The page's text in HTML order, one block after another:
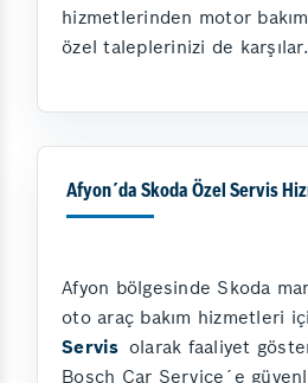
hizmetlerinden motor
özel taleplerinizi de karşılar.
Afyon´da Skoda Özel Servis
Afyon bölgesinde Skoda
oto araç bakım hizmetleri
Servis olarak faaliyet
Bosch Car Service´e